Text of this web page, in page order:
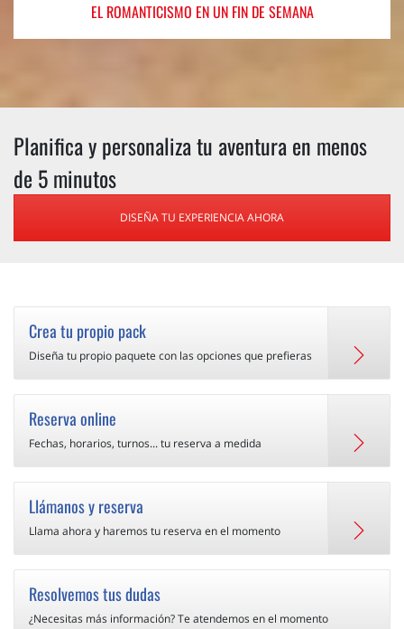
EL ROMANTICISMO EN UN FIN DE SEMANA
Planifica y personaliza tu aventura en menos
de 5 minutos
DISEÑA TU EXPERIENCIA AHORA
Crea tu propio pack
Diseña tu propio paquete con las opciones que prefieras
Reserva online
Fechas, horarios, turnos... tu reserva a medida
Llámanos y reserva
Llama ahora y haremos tu reserva en el momento
Resolvemos tus dudas
¿Necesitas más información? Te atendemos en el momento